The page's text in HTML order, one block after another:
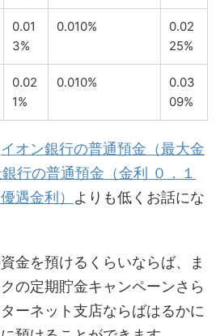
0.01
3%
0.010%
0.02
25%
0.02
1%
0.010%
0.03
09%
イオン銀行の普通預金（最大金
行の普通預金（金利 ０．１
遇金利） よりも低くお話にな
金を預けるくらいならば、ま
の定期貯金キャンペーンさら
ーネット支店ならばはるかに